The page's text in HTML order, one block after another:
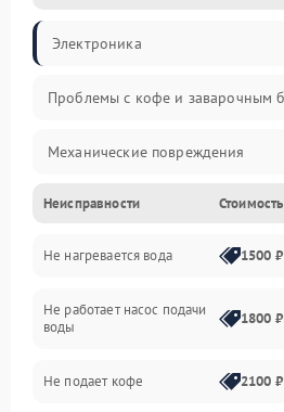
Электроника
Проблемы с кофе и заварочным
Механические повреждения
Прочие неисправности
Включение и работа
Проблемы с водой
Проблемы с капучинатором и
Неисправности Стоимость
Не нагревается вода 1500 ₽
Не работает насос подачи
воды
1800 ₽
Не подает кофе 2100 ₽